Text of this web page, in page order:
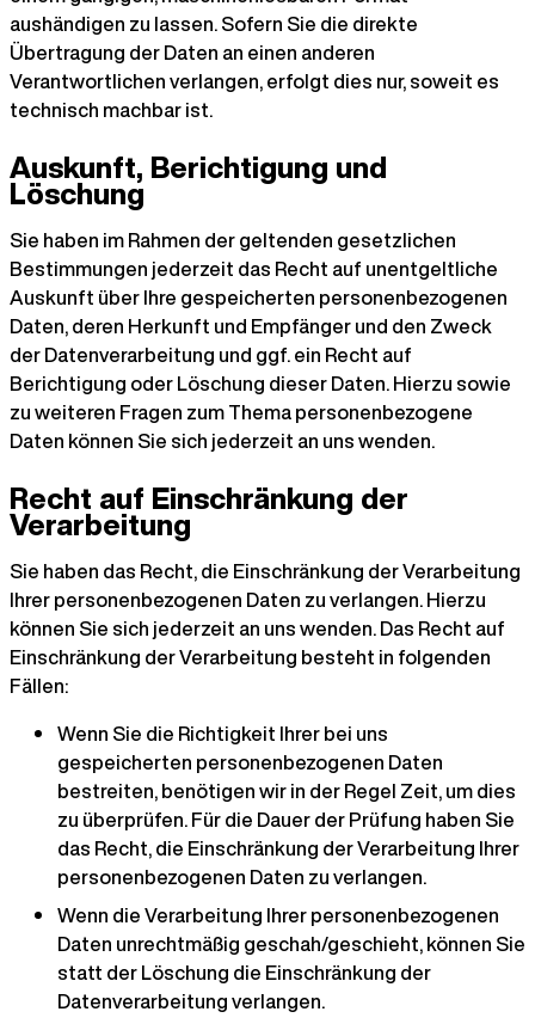
aushändigen zu lassen. Sofern Sie die direkte
Übertragung der Daten an einen anderen
Verantwortlichen verlangen, erfolgt dies nur, soweit es
technisch machbar ist.
Auskunft, Berichtigung und
Löschung
Sie haben im Rahmen der geltenden gesetzlichen
Bestimmungen jederzeit das Recht auf unentgeltliche
Auskunft über Ihre gespeicherten personenbezogenen
Daten, deren Herkunft und Empfänger und den Zweck
der Datenverarbeitung und ggf. ein Recht auf
Berichtigung oder Löschung dieser Daten. Hierzu sowie
zu weiteren Fragen zum Thema personenbezogene
Daten können Sie sich jederzeit an uns wenden.
Recht auf Einschränkung der
Verarbeitung
Sie haben das Recht, die Einschränkung der Verarbeitung
Ihrer personenbezogenen Daten zu verlangen. Hierzu
können Sie sich jederzeit an uns wenden. Das Recht auf
Einschränkung der Verarbeitung besteht in folgenden
Fällen:
Wenn Sie die Richtigkeit Ihrer bei uns
gespeicherten personenbezogenen Daten
bestreiten, benötigen wir in der Regel Zeit, um dies
zu überprüfen. Für die Dauer der Prüfung haben Sie
das Recht, die Einschränkung der Verarbeitung Ihrer
personenbezogenen Daten zu verlangen.
Wenn die Verarbeitung Ihrer personenbezogenen
Daten unrechtmäßig geschah/geschieht, können Sie
statt der Löschung die Einschränkung der
Datenverarbeitung verlangen.